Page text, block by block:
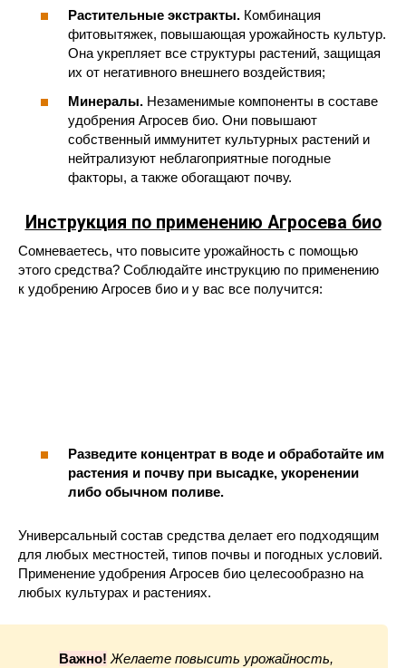
Растительные экстракты. Комбинация
фитовытяжек, повышающая урожайность культур.
Она укрепляет все структуры растений, защищая
их от негативного внешнего воздействия;
Минералы. Незаменимые компоненты в составе
удобрения Агросев био. Они повышают
собственный иммунитет культурных растений и
нейтрализуют неблагоприятные погодные
факторы, а также обогащают почву.
Инструкция по применению Агросева био
Сомневаетесь, что повысите урожайность с помощью
этого средства? Соблюдайте инструкцию по применению
к удобрению Агросев био и у вас все получится:
Разведите концентрат в воде и обработайте им
растения и почву при высадке, укоренении
либо обычном поливе.
Универсальный состав средства делает его подходящим
для любых местностей, типов почвы и погодных условий.
Применение удобрения Агросев био целесообразно на
любых культурах и растениях.
Важно! Желаете повысить урожайность,